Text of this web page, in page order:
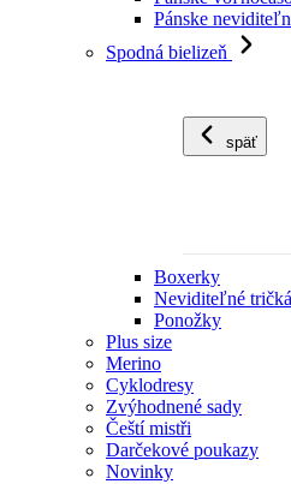
Pánske
Spodná bielizeň
späť
Boxerky
Neviditeľné
Ponožky
Plus size
Merino
Cyklodresy
Zvýhodnené sady
Čeští mistři
Darčekové poukazy
Novinky